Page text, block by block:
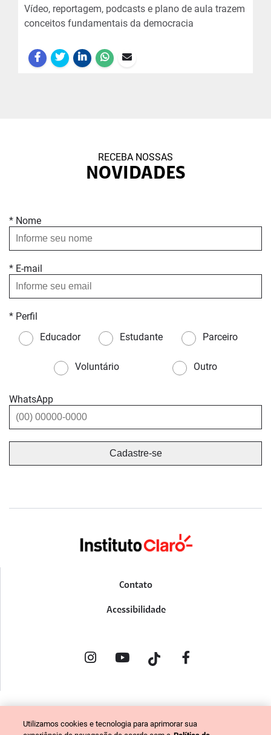
Vídeo, reportagem, podcasts e plano de aula trazem
conceitos fundamentais da democracia
RECEBA NOSSAS
NOVIDADES
* Nome
* E-mail
* Perfil
Educador
Estudante Parceiro
Voluntário Outro
WhatsApp
Contato
Acessibilidade
PORTAL DE DENÚNCIAS
Utilizamos cookies e tecnologia para aprimorar sua